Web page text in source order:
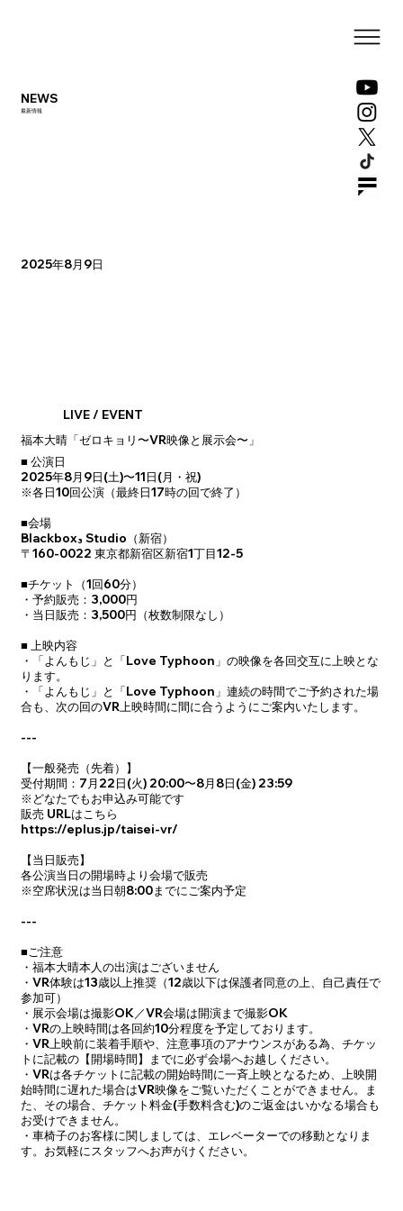
2025年8月9日
LIVE / EVENT
福本大晴「ゼロキョリ〜VR映像と展示会〜」
■ 公演日
2025年8月9日(土)〜11日(月・祝)
※各日10回公演（最終日17時の回で終了）
■会場
Blackbox₃ Studio（新宿）
〒160-0022 東京都新宿区新宿1丁目12-5
■チケット（1回60分）
・予約販売：3,000円
・当日販売：3,500円（枚数制限なし）
■ 上映内容
・「よんもじ」と「Love Typhoon」の映像を各回交互に上映とな
ります。
・「よんもじ」と「Love Typhoon」連続の時間でご予約された場
合も、次の回のVR上映時間に間に合うようにご案内いたします。
---
【一般発売（先着）】
受付期間：7月22日(火) 20:00〜8月8日(金) 23:59
※どなたでもお申込み可能です
販売 URLはこちら
https://eplus.jp/taisei-vr/
【当日販売】
各公演当日の開場時より会場で販売
※空席状況は当日朝8:00までにご案内予定
---
■ご注意
・福本大晴本人の出演はございません
・VR体験は13歳以上推奨（12歳以下は保護者同意の上、自己責任で
参加可）
・展示会場は撮影OK／VR会場は開演まで撮影OK
・VRの上映時間は各回約10分程度を予定しております。
・VR上映前に装着手順や、注意事項のアナウンスがある為、チケッ
トに記載の【開場時間】までに必ず会場へお越しください。
・VRは各チケットに記載の開始時間に一斉上映となるため、上映開
始時間に遅れた場合はVR映像をご覧いただくことができません。ま
た、その場合、チケット料金(手数料含む)のご返金はいかなる場合も
お受けできません。
・車椅子のお客様に関しましては、エレベーターでの移動となりま
す。お気軽にスタッフへお声がけください。
NEWS
最新情報